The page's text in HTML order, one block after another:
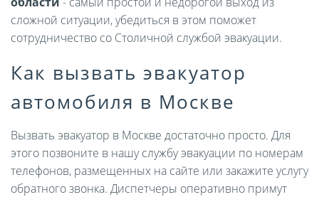
сложной ситуации, убедиться в этом поможет
сотрудничество со Столичной службой эвакуации.
Как вызвать эвакуатор
автомобиля в Москве
Вызвать эвакуатор в Москве достаточно просто. Для
этого позвоните в нашу службу эвакуации по номерам
телефонов, размещенных на сайте или закажите услугу
обратного звонка. Диспетчеры оперативно примут